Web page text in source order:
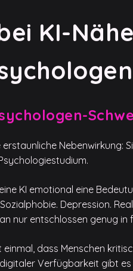
KI-
Nebenwirkung:
KI emotional eine
Depression.
nur entschlossen genug
dass Menschen
Verfügbarkeit gibt